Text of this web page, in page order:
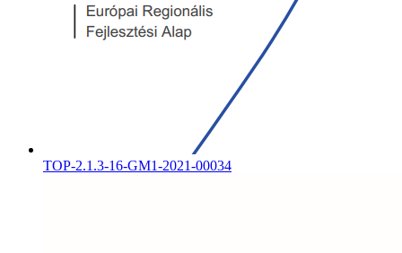
TOP-2.1.3-16-GM1-2021-00034